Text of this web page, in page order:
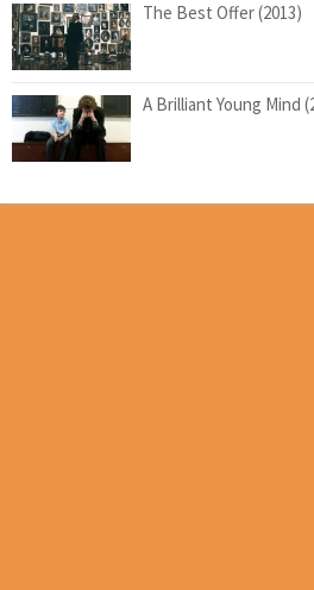
The Best Offer (2013)
A Brilliant Young Mind